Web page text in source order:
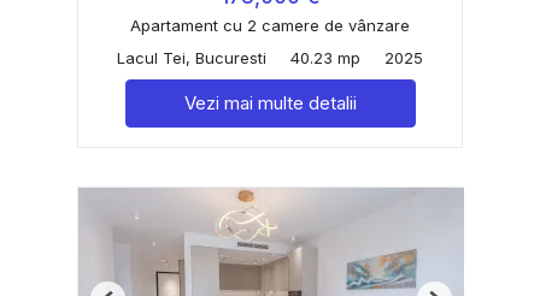
Apartament cu 2 camere de vânzare
Lacul Tei, Bucuresti
40.23 mp 2025
Vezi mai multe detalii